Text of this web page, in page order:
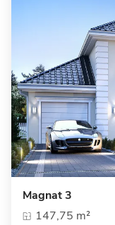
Magnat 3
147,75 m²